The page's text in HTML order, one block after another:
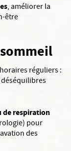
, améliorer la
être
réguliers :
de respiration
pour
des